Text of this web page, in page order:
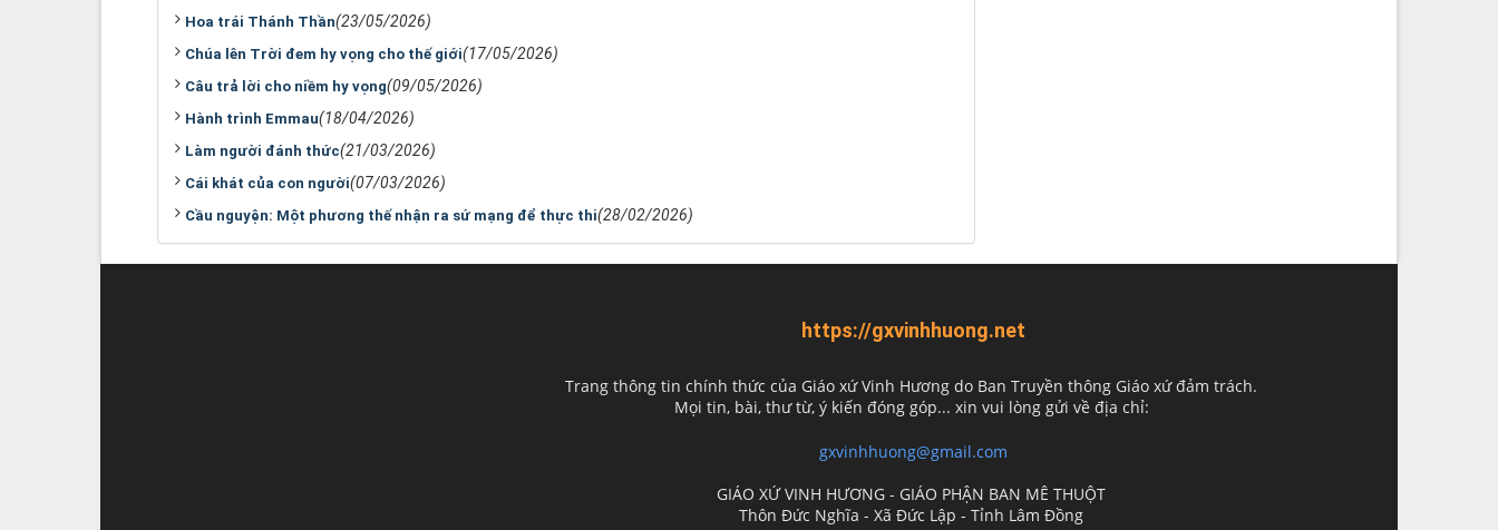
Hoa trái Thánh Thần(23/05/2026)
Chúa lên Trời đem hy vọng cho thế giới(17/05/2026)
Câu trả lời cho niềm hy vọng(09/05/2026)
Hành trình Emmau(18/04/2026)
Làm người đánh thức(21/03/2026)
Cái khát của con người(07/03/2026)
Cầu nguyện: Một phương thế nhận ra sứ mạng để thực thi(28/02/2026)
https://gxvinhhuong.net
Trang thông tin chính thức của Giáo xứ Vinh Hương do Ban Truyền thông Giáo xứ đảm trách.
Mọi tin, bài, thư từ, ý kiến đóng góp... xin vui lòng gửi về địa chỉ:
gxvinhhuong@gmail.com
GIÁO XỨ VINH HƯƠNG - GIÁO PHẬN BAN MÊ THUỘT
Thôn Đức Nghĩa - Xã Đức Lập - Tỉnh Lâm Đồng